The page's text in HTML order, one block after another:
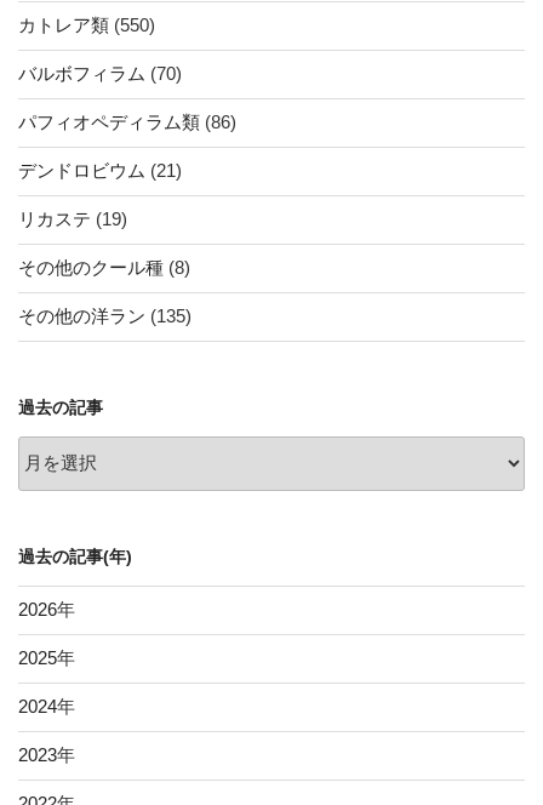
カトレア類 (550)
バルボフィラム (70)
パフィオペディラム類 (86)
デンドロビウム (21)
リカステ (19)
その他のクール種 (8)
その他の洋ラン (135)
過去の記事
去
事
過去の記事(年)
2026年
2025年
2024年
2023年